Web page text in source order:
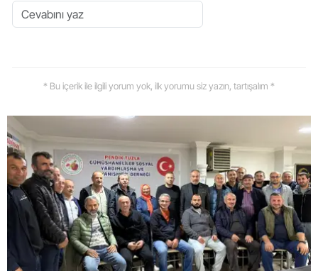
* Bu içerik ile ilgili yorum yok, ilk yorumu siz yazın, tartışalım *